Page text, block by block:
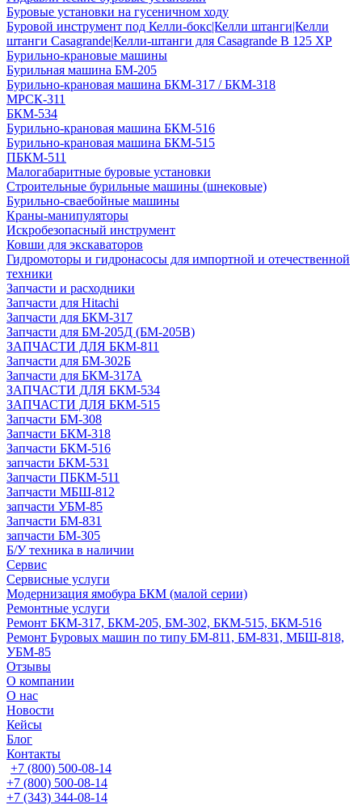
Буровые установки на гусеничном ходу
Буровой инструмент под Келли-бокс|Келли штанги|Келли
штанги Casagrande|Келли-штанги для Casagrande B 125 XP
Бурильно-крановые машины
Бурильная машина БМ-205
Бурильно-крановая машина БКМ-317 / БКМ-318
МРСК-311
БКМ-534
Бурильно-крановая машина БКМ-516
Бурильно-крановая машина БКМ-515
ПБКМ-511
Малогабаритные буровые установки
Строительные бурильные машины (шнековые)
Бурильно-сваебойные машины
Краны-манипуляторы
Искробезопасный инструмент
Ковши для экскаваторов
Гидромоторы и гидронасосы для импортной и отечественной
техники
Запчасти и расходники
Запчасти для Hitachi
Запчасти для БКМ-317
Запчасти для БМ-205Д (БМ-205В)
ЗАПЧАСТИ ДЛЯ БКМ-811
Запчасти для БМ-302Б
Запчасти для БКМ-317А
ЗАПЧАСТИ ДЛЯ БКМ-534
ЗАПЧАСТИ ДЛЯ БКМ-515
Запчасти БМ-308
Запчасти БКМ-318
Запчасти БКМ-516
запчасти БКМ-531
Запчасти ПБКМ-511
Запчасти МБШ-812
запчасти УБМ-85
Запчасти БМ-831
запчасти БМ-305
Б/У техника в наличии
Сервис
Сервисные услуги
Модернизация ямобура БКМ (малой серии)
Ремонтные услуги
Ремонт БКМ-317, БКМ-205, БМ-302, БКМ-515, БКМ-516
Ремонт Буровых машин по типу БМ-811, БМ-831, МБШ-818,
УБМ-85
Отзывы
О компании
О нас
Новости
Кейсы
Блог
Контакты
+7 (800) 500-08-14
+7 (800) 500-08-14
+7 (343) 344-08-14